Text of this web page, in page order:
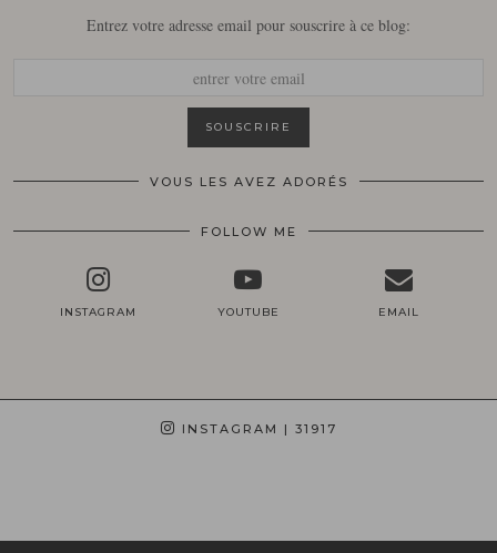
Entrez votre adresse email pour souscrire à ce blog:
VOUS LES AVEZ ADORÉS
FOLLOW ME
INSTAGRAM YOUTUBE EMAIL
INSTAGRAM | 31917